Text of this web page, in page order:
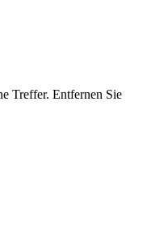
Treffer. Entfernen Sie